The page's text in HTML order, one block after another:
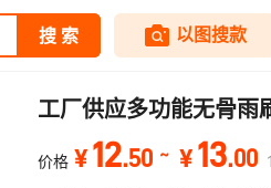
工厂供应多功能无骨雨
价格 ¥12.50 ¥13.00